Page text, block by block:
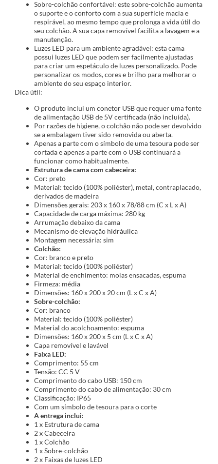
Sobre-colchão confortável: este sobre-colchão aumenta
o suporte e o conforto com a sua superfície macia e
respirável, ao mesmo tempo que prolonga a vida útil do
seu colchão. A sua capa removível facilita a lavagem e a
manutenção.
Luzes LED para um ambiente agradável: esta cama
possui luzes LED que podem ser facilmente ajustadas
para criar um espetáculo de luzes personalizado. Pode
personalizar os modos, cores e brilho para melhorar o
ambiente do seu espaço interior.
Dica útil:
O produto inclui um conetor USB que requer uma fonte
de alimentação USB de 5V certificada (não incluída).
Por razões de higiene, o colchão não pode ser devolvido
se a embalagem tiver sido removida ou aberta.
Apenas a parte com o símbolo de uma tesoura pode ser
cortada e apenas a parte com o USB continuará a
funcionar como habitualmente.
Estrutura de cama com cabeceira:
Cor: preto
Material: tecido (100% poliéster), metal, contraplacado,
derivados de madeira
Dimensões gerais: 203 x 160 x 78/88 cm (C x L x A)
Capacidade de carga máxima: 280 kg
Arrumação debaixo da cama
Mecanismo de elevação hidráulica
Montagem necessária: sim
Colchão:
Cor: branco e preto
Material: tecido (100% poliéster)
Material de enchimento: molas ensacadas, espuma
Firmeza: média
Dimensões: 160 x 200 x 20 cm (L x C x A)
Sobre-colchão:
Cor: branco
Material: tecido (100% poliéster)
Material do acolchoamento: espuma
Dimensões: 160 x 200 x 5 cm (L x C x A)
Capa removível e lavável
Faixa LED:
Comprimento: 55 cm
Tensão: CC 5 V
Comprimento do cabo USB: 150 cm
Comprimento do cabo de alimentação: 30 cm
Classificação: IP65
Com um símbolo de tesoura para o corte
A entrega inclui:
1 x Estrutura de cama
2 x Cabeceira
1 x Colchão
1 x Sobre-colchão
2 x Faixas de luzes LED